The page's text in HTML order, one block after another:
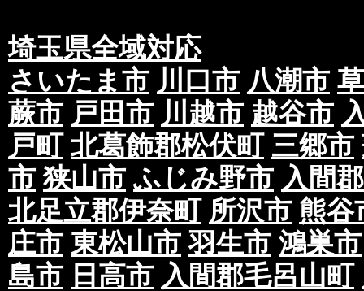
埼玉県全域対応
さいたま市 川口市 八潮市
蕨市 戸田市 川越市 越谷市
戸町 北葛飾郡松伏町 三郷市
市 狭山市 ふじみ野市 入間
北足立郡伊奈町 所沢市 熊谷
庄市 東松山市 羽生市 鴻巣市
島市 日高市 入間郡毛呂山町